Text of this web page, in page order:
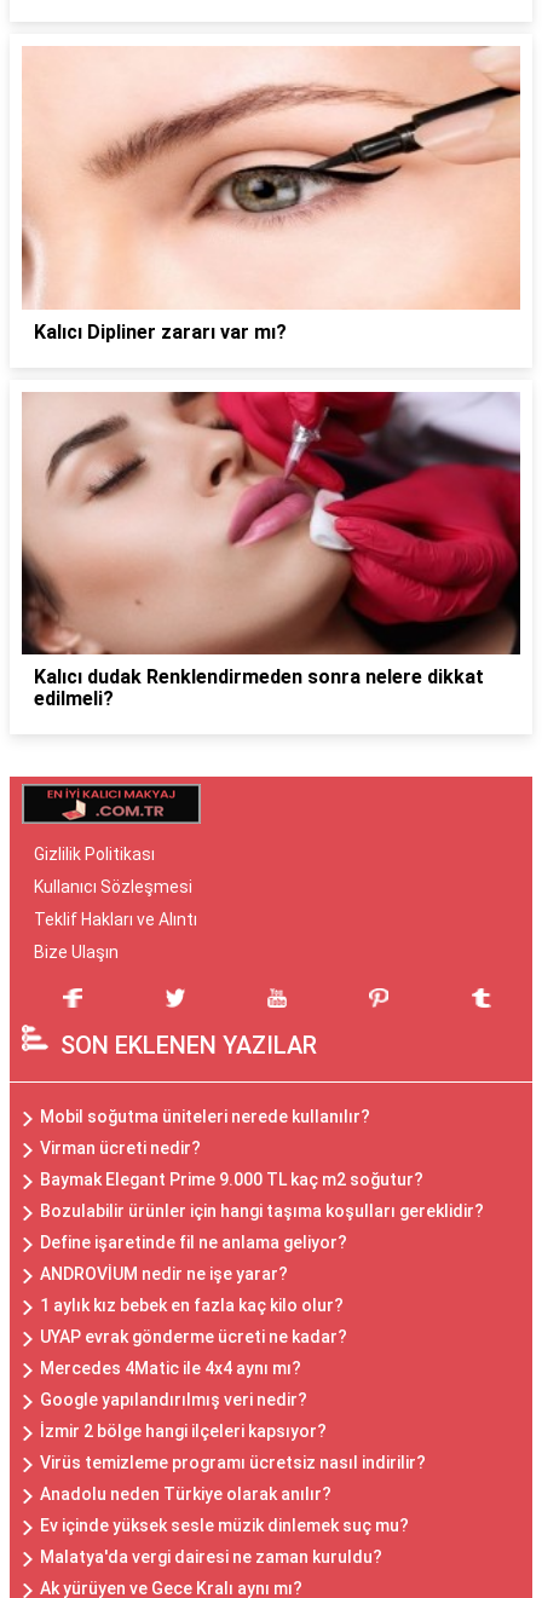
Kalıcı Dipliner zararı var mı?
Kalıcı dudak Renklendirmeden sonra nelere dikkat
edilmeli?
Gizlilik Politikası
Kullanıcı Sözleşmesi
Teklif Hakları ve Alıntı
Bize Ulaşın
SON EKLENEN YAZILAR
Mobil soğutma üniteleri nerede kullanılır?
Virman ücreti nedir?
Baymak Elegant Prime 9.000 TL kaç m2 soğutur?
Bozulabilir ürünler için hangi taşıma koşulları gereklidir?
Define işaretinde fil ne anlama geliyor?
ANDROVİUM nedir ne işe yarar?
1 aylık kız bebek en fazla kaç kilo olur?
UYAP evrak gönderme ücreti ne kadar?
Mercedes 4Matic ile 4x4 aynı mı?
Google yapılandırılmış veri nedir?
İzmir 2 bölge hangi ilçeleri kapsıyor?
Virüs temizleme programı ücretsiz nasıl indirilir?
Anadolu neden Türkiye olarak anılır?
Ev içinde yüksek sesle müzik dinlemek suç mu?
Malatya'da vergi dairesi ne zaman kuruldu?
Ak yürüyen ve Gece Kralı aynı mı?